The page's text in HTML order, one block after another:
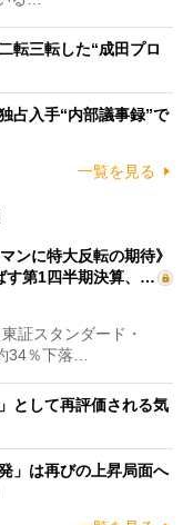
転三転した“成田プロ
占入手“内部議事録”で
一覧を見る
ンに特大反転の期待》
す第1四半期決算、…
証スタンダード・
34％下落…
として再評価される気
」は再びの上昇局面へ